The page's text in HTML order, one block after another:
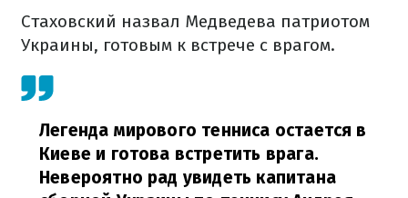
Стаховский назвал Медведева патриотом
Украины, готовым к встрече с врагом.
Легенда мирового тенниса остается в
Киеве и готова встретить врага.
Невероятно рад увидеть капитана